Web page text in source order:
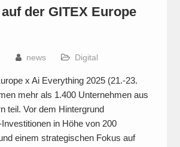
der GITEX Europe
news Digital
x Ai Everything 2025 (21.-23.
mehr als 1.400 Unternehmen aus
teil. Vor dem Hintergrund
in Höhe von 200
einem strategischen Fokus auf